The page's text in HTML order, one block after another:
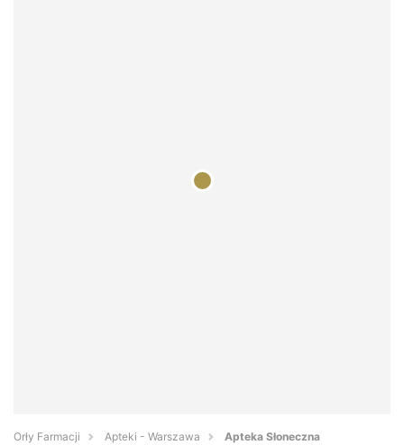
Orły Farmacji Apteki - Warszawa Apteka Słoneczna